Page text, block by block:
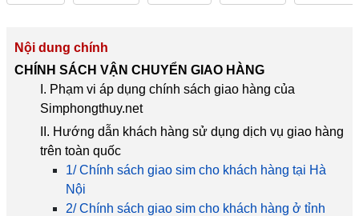
Nội dung chính
CHÍNH SÁCH VẬN CHUYỂN GIAO HÀNG
I. Phạm vi áp dụng chính sách giao hàng của
Simphongthuy.net
II. Hướng dẫn khách hàng sử dụng dịch vụ giao hàng
trên toàn quốc
1/ Chính sách giao sim cho khách hàng tại Hà
Nội
2/ Chính sách giao sim cho khách hàng ở tỉnh